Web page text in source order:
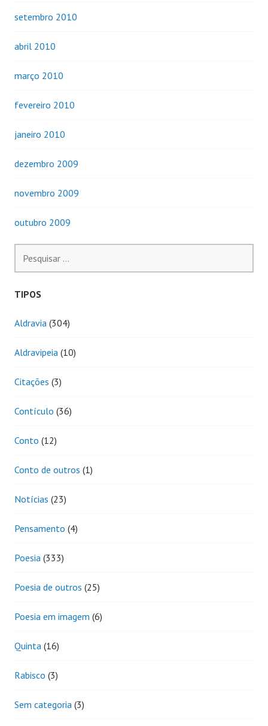
setembro 2010
abril 2010
março 2010
fevereiro 2010
janeiro 2010
dezembro 2009
novembro 2009
outubro 2009
por:
TIPOS
Aldravia (304)
Aldravipeia (10)
Citações (3)
Contículo (36)
Conto (12)
Conto de outros (1)
Notícias (23)
Pensamento (4)
Poesia (333)
Poesia de outros (25)
Poesia em imagem (6)
Quinta (16)
Rabisco (3)
Sem categoria (3)